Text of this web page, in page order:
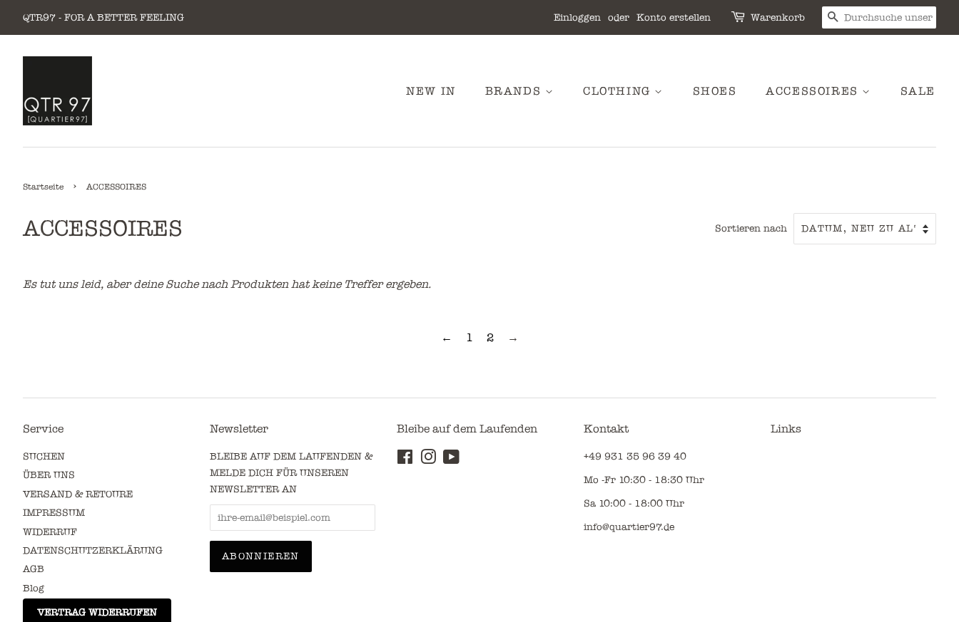
QTR97 - FOR A BETTER FEELING Einloggen oder Konto erstellen Warenkorb SUCHEN
NEW IN BRANDS CLOTHING SHOES ACCESSOIRES SALE
Startseite › ACCESSOIRES
ACCESSOIRES Sortieren nach
Es tut uns leid, aber deine Suche nach Produkten hat keine Treffer ergeben.
← 1 2 →
Service
SUCHEN
ÜBER UNS
VERSAND & RETOURE
IMPRESSUM
WIDERRUF
DATENSCHUTZERKLÄRUNG
AGB
Blog
VERTRAG WIDERRUFEN
Newsletter
BLEIBE AUF DEM LAUFENDEN &
MELDE DICH FÜR UNSEREN
NEWSLETTER AN
Bleibe auf dem Laufenden
FacebookInstagram
Kontakt
+49 931 35 96 39 40
Mo -Fr 10:30 - 18:30 Uhr
Sa 10:00 - 18:00 Uhr
info@quartier97.de
Links